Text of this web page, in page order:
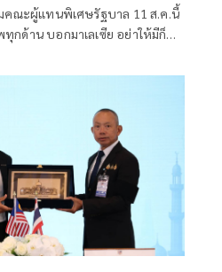
คณะผู้แทน​พิเศษรัฐบาล​ 11 ส.ค.นี้​
กด้าน​ บอก​มาเลเซีย​ อย่าให้มีก็